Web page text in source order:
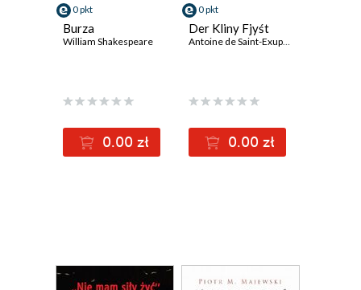
0 pkt
Burza
William Shakespeare
0.00 zł
0 pkt
Der Kliny Fjyśt
Antoine de Saint-Exupery
0.00 zł